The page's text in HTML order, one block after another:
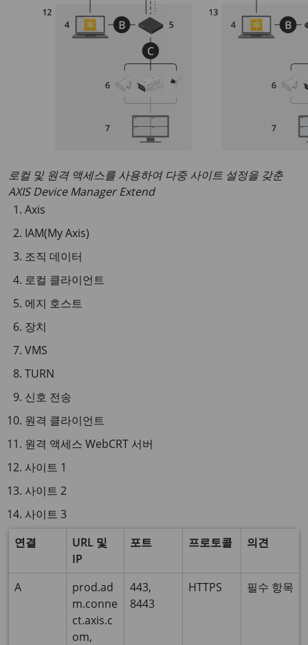
로컬 및 원격 액세스를 사용하여 다중 사이트 설정을 갖춘
AXIS Device Manager Extend
Axis
IAM(My Axis)
조직 데이터
로컬 클라이언트
에지 호스트
장치
VMS
TURN
신호 전송
원격 클라이언트
원격 액세스 WebCRT 서버
사이트 1
사이트 2
사이트 3
연결
URL 및
IP
포트 프로토콜 의견
A
prod.ad
m.conne
ct.axis.c
om,
443,
8443
HTTPS 필수 항목